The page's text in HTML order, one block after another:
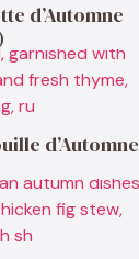
d’Automne
d’Automne